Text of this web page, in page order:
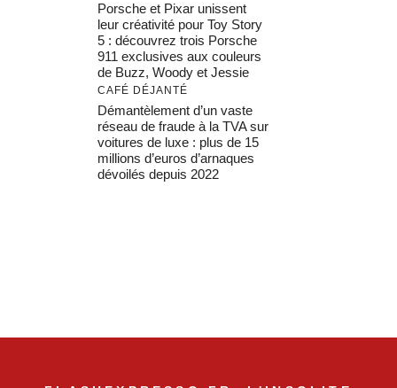
Porsche et Pixar unissent
leur créativité pour Toy Story
5 : découvrez trois Porsche
911 exclusives aux couleurs
de Buzz, Woody et Jessie
CAFÉ DÉJANTÉ
Démantèlement d’un vaste
réseau de fraude à la TVA sur
voitures de luxe : plus de 15
millions d’euros d’arnaques
dévoilés depuis 2022